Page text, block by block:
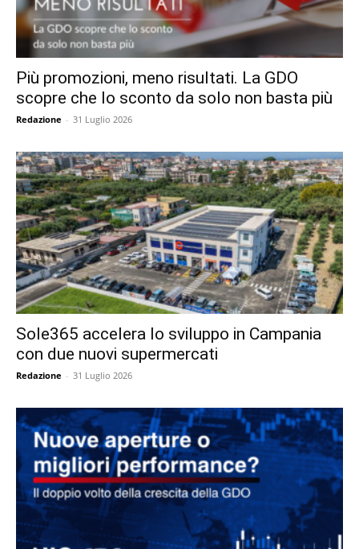
Più promozioni, meno risultati. La GDO
scopre che lo sconto da solo non basta più
Redazione - 31 Luglio 2026
Sole365 accelera lo sviluppo in Campania
con due nuovi supermercati
Redazione - 31 Luglio 2026